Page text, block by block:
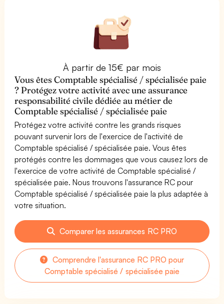
À partir de 15€ par mois
Vous êtes Comptable spécialisé / spécialisée paie
? Protégez votre activité avec une assurance
responsabilité civile dédiée au métier de
Comptable spécialisé / spécialisée paie
Protégez votre activité contre les grands risques
pouvant survenir lors de l'exercice de l'activité de
Comptable spécialisé / spécialisée paie. Vous êtes
protégés contre les dommages que vous causez lors de
l'exercice de votre activité de Comptable spécialisé /
spécialisée paie. Nous trouvons l'assurance RC pour
Comptable spécialisé / spécialisée paie la plus adaptée à
votre situation.
Comparer les assurances RC PRO
Comprendre l'assurance RC PRO pour
Comptable spécialisé / spécialisée paie